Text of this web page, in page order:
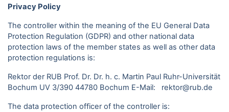
Privacy Policy
The controller within the meaning of the EU General Data
Protection Regulation (GDPR) and other national data
protection laws of the member states as well as other data
protection regulations is:
Rektor der RUB Prof. Dr. Dr. h. c. Martin Paul Ruhr-Universität
Bochum UV 3/390 44780 Bochum E-Mail: rektor@rub.de
The data protection officer of the controller is: